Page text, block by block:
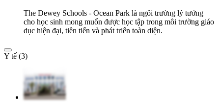
The Dewey Schools - Ocean Park là ngôi trường lý tưởng
cho học sinh mong muốn được học tập trong môi trường giáo
dục hiện đại, tiên tiến và phát triển toàn diện.
Y tế (3)